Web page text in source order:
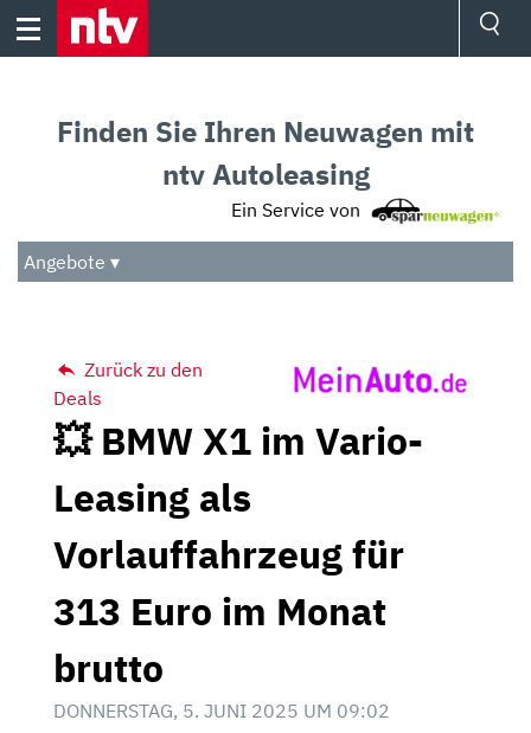
Skip
Audio
Das Beste
Finden Sie Ihren Neuwagen mit
ntv Autoleasing
Ein Service von
Angebote ▾
Zurück zu den
Deals
💥 BMW X1 im Vario-
Leasing als
Vorlauffahrzeug für
313 Euro im Monat
brutto
DONNERSTAG, 5. JUNI 2025 UM 09:02